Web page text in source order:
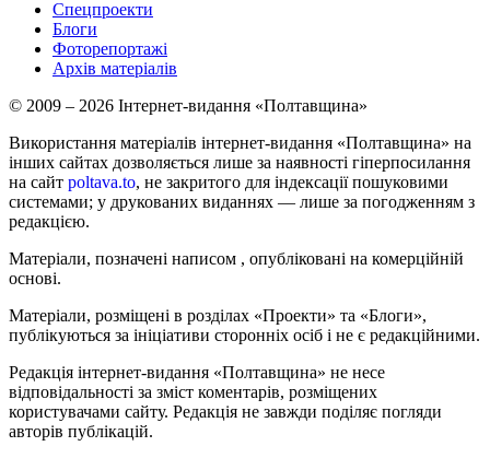
Спецпроекти
Блоги
Фоторепортажі
Архів матеріалів
© 2009 – 2026 Інтернет-видання «Полтавщина»
Використання матеріалів інтернет-видання «Полтавщина» на
інших сайтах дозволяється лише за наявності гіперпосилання
на сайт poltava.to, не закритого для індексації пошуковими
системами; у друкованих виданнях — лише за погодженням з
редакцією.
Матеріали, позначені написом , опубліковані на комерційній
основі.
Матеріали, розміщені в розділах «Проекти» та «Блоги»,
публікуються за ініціативи сторонніх осіб і не є редакційними.
Редакція інтернет-видання «Полтавщина» не несе
відповідальності за зміст коментарів, розміщених
користувачами сайту. Редакція не завжди поділяє погляди
авторів публікацій.